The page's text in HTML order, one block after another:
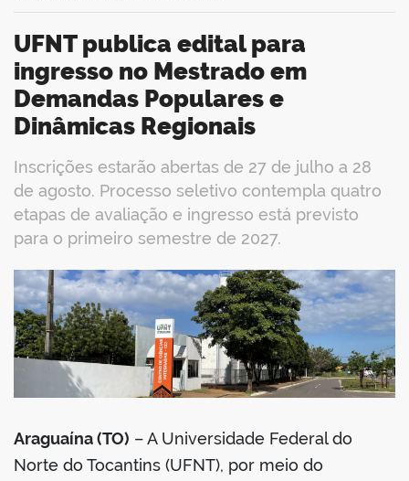
UFNT publica edital para
ingresso no Mestrado em
Demandas Populares e
Dinâmicas Regionais
Inscrições estarão abertas de 27 de julho a 28
de agosto. Processo seletivo contempla quatro
etapas de avaliação e ingresso está previsto
para o primeiro semestre de 2027.
Araguaína (TO) – A Universidade Federal do
Norte do Tocantins (UFNT), por meio do